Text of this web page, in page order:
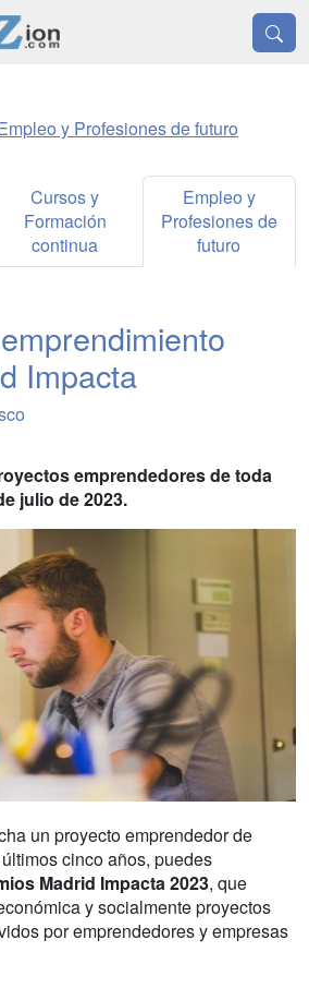
y Profesiones de futuro
Cursos y
Formación
continua
Empleo y
Profesiones de
futuro
Impacta
emprendedores de toda
julio de 2023.
un proyecto emprendedor de
cinco años, puedes
Madrid Impacta 2023, que
y socialmente proyectos
por emprendedores y empresas